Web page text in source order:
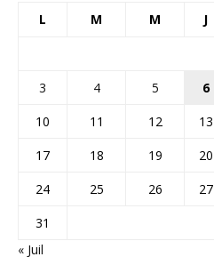
L M M J
3
4 5 6
10
11 12 13
17
18 19 20
24
25 26 27
31
« Juil